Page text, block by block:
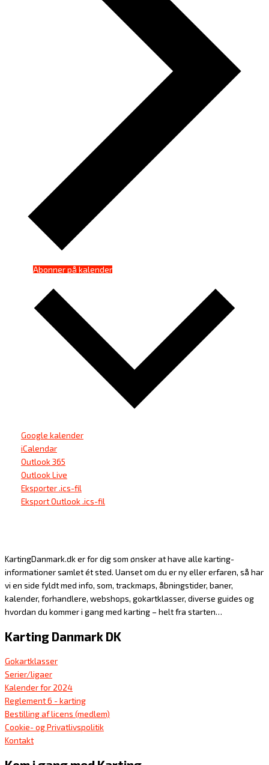
Abonner på kalender
Google kalender
iCalendar
Outlook 365
Outlook Live
Eksporter .ics-fil
Eksport Outlook .ics-fil
KartingDanmark.dk er for dig som ønsker at have alle karting-
informationer samlet ét sted. Uanset om du er ny eller erfaren, så har
vi en side fyldt med info, som, trackmaps, åbningstider, baner,
kalender, forhandlere, webshops, gokartklasser, diverse guides og
hvordan du kommer i gang med karting – helt fra starten…
Karting Danmark DK
Gokartklasser
Serier/ligaer
Kalender for 2024
Reglement 6 - karting
Bestilling af licens (medlem)
Cookie- og Privatlivspolitik
Kontakt